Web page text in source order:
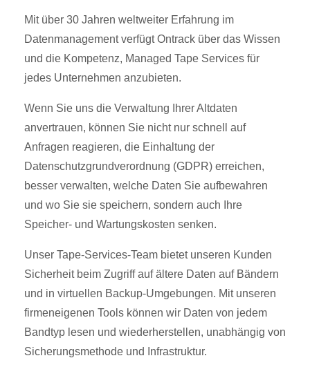
Mit über 30 Jahren weltweiter Erfahrung im
Datenmanagement verfügt Ontrack über das Wissen
und die Kompetenz, Managed Tape Services für
jedes Unternehmen anzubieten.
Wenn Sie uns die Verwaltung Ihrer Altdaten
anvertrauen, können Sie nicht nur schnell auf
Anfragen reagieren, die Einhaltung der
Datenschutzgrundverordnung (GDPR) erreichen,
besser verwalten, welche Daten Sie aufbewahren
und wo Sie sie speichern, sondern auch Ihre
Speicher- und Wartungskosten senken.
Unser Tape-Services-Team bietet unseren Kunden
Sicherheit beim Zugriff auf ältere Daten auf Bändern
und in virtuellen Backup-Umgebungen. Mit unseren
firmeneigenen Tools können wir Daten von jedem
Bandtyp lesen und wiederherstellen, unabhängig von
Sicherungsmethode und Infrastruktur.